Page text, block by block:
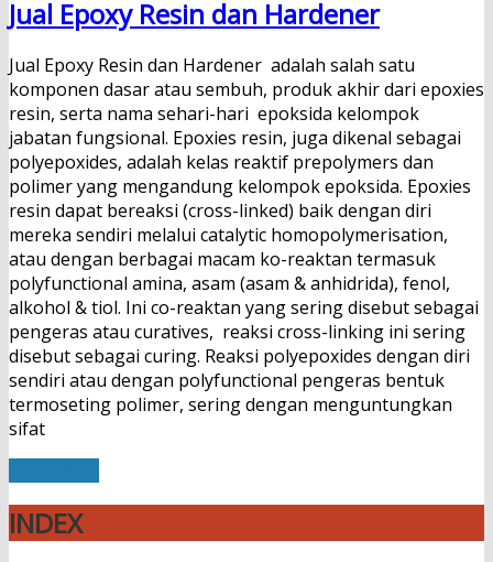
Jual Epoxy Resin dan Hardener
Jual Epoxy Resin dan Hardener adalah salah satu
komponen dasar atau sembuh, produk akhir dari epoxies
resin, serta nama sehari-hari epoksida kelompok
jabatan fungsional. Epoxies resin, juga dikenal sebagai
polyepoxides, adalah kelas reaktif prepolymers dan
polimer yang mengandung kelompok epoksida. Epoxies
resin dapat bereaksi (cross-linked) baik dengan diri
mereka sendiri melalui catalytic homopolymerisation,
atau dengan berbagai macam ko-reaktan termasuk
polyfunctional amina, asam (asam & anhidrida), fenol,
alkohol & tiol. Ini co-reaktan yang sering disebut sebagai
pengeras atau curatives, reaksi cross-linking ini sering
disebut sebagai curing. Reaksi polyepoxides dengan diri
sendiri atau dengan polyfunctional pengeras bentuk
termoseting polimer, sering dengan menguntungkan
sifat
INDEX